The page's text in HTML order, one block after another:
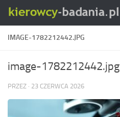
Skip to content
IMAGE-1782212442.JPG
image-1782212442.jpg
PRZEZ · 23 CZERWCA 2026